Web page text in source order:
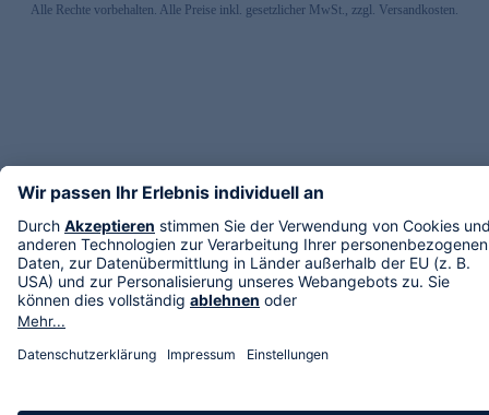
Alle Rechte vorbehalten. Alle Preise inkl. gesetzlicher MwSt., zzgl. Versandkosten.